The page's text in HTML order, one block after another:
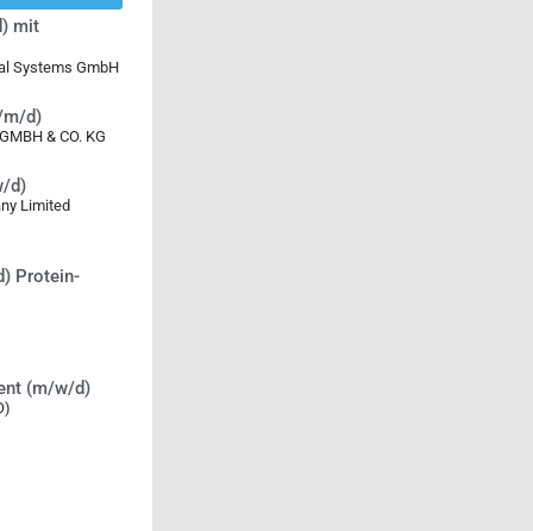
mit
Systems GmbH
m/d)
& CO. KG
d)
Limited
Protein-
(m/w/d)